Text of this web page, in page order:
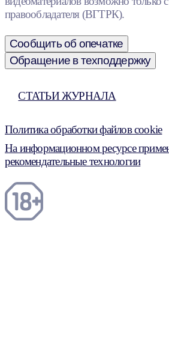
правообладателя (ВГТРК).
Сообщить об опечатке
Обращение в техподдержку
СТАТЬИ ЖУРНАЛА
Политика обработки файлов cookie
На информационном ресурсе
рекомендательные технологии